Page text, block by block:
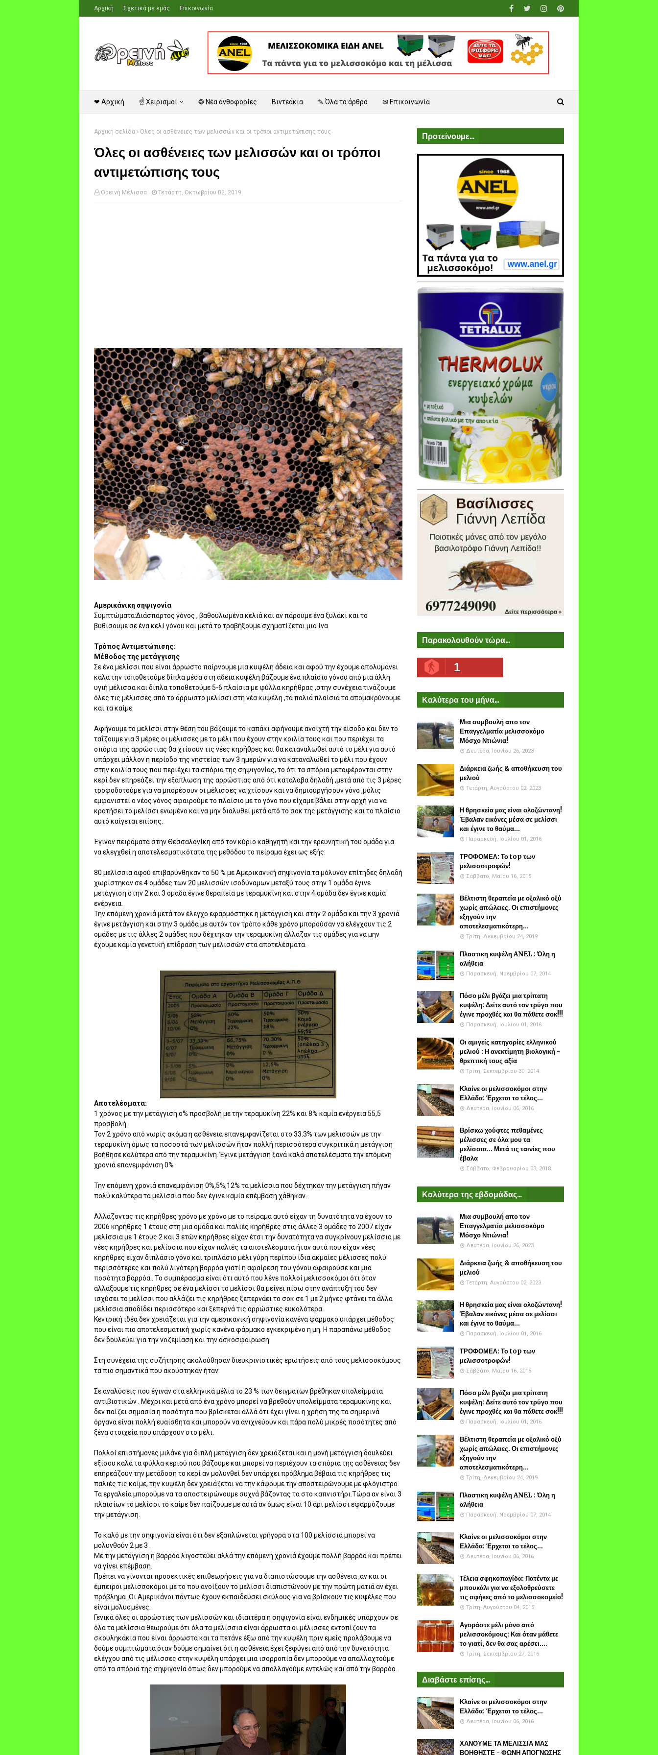
Αρχική Σχετικά με εμάς Επικοινωνία
❤ Αρχική ☝ Χειρισμοί ❂ Νέα ανθοφορίες Βιντεάκια ✎ Όλα τα άρθρα ✉ Επικοινωνία
Αρχική σελίδα Όλες οι ασθένειες των μελισσών και οι τρόποι αντιμετώπισης τους
Όλες οι ασθένειες των μελισσών και οι τρόποι
αντιμετώπισης τους
Ορεινή Μέλισσα Τετάρτη, Οκτωβρίου 02, 2019
Αμερικάνικη σηψιγονία
Συμπτώματα:Διάσπαρτος γόνος , βαθουλωμένα κελιά και αν πάρουμε ένα ξυλάκι και το
βυθίσουμε σε ένα κελί γόνου και μετά το τραβήξουμε σχηματίζεται μια ίνα.
Τρόπος Αντιμετώπισης:
Μέθοδος της μετάγγισης
Σε ένα μελίσσι που είναι άρρωστο παίρνουμε μια κυψέλη άδεια και αφού την έχουμε απολυμάνει
καλά την τοποθετούμε δίπλα μέσα στη άδεια κυψέλη βάζουμε ένα πλαίσιο γόνου από μια άλλη
υγιή μέλισσα και δίπλα τοποθετούμε 5-6 πλαίσια με φύλλα κηρήθρας ,στην συνέχεια τινάζουμε
όλες τις μέλισσες από το άρρωστο μελίσσι στη νέα κυψέλη ,τα παλιά πλαίσια τα απομακρύνουμε
και τα καίμε.
Αφήνουμε το μελίσσι στην θέση του βάζουμε το καπάκι αφήνουμε ανοιχτή την είσοδο και δεν το
ταΐζουμε για 3 μέρες οι μέλισσες με το μέλι που έχουν στην κοιλία τους και που περιέχει τα
σπόρια της αρρώστιας θα χτίσουν τις νέες κηρήθρες και θα καταναλωθεί αυτό το μέλι για αυτό
υπάρχει μάλλον η περίοδο της νηστείας των 3 ημερών για να καταναλωθεί το μέλι που έχουν
στην κοιλία τους που περιέχει τα σπόρια της σηψιγονίας, το ότι τα σπόρια μεταφέρονται στην
κερί δεν επηρεάζει την εξάπλωση της αρρώστιας από ότι κατάλαβα δηλαδή ,μετά από τις 3 μέρες
τροφοδοτούμε για να μπορέσουν οι μέλισσες να χτίσουν και να δημιουργήσουν γόνο ,μόλις
εμφανιστεί ο νέος γόνος αφαιρούμε το πλαίσιο με το γόνο που είχαμε βάλει στην αρχή για να
κρατήσει το μελίσσι ενωμένο και να μην διαλυθεί μετά από το σοκ της μετάγγισης και το πλαίσιο
αυτό καίγεται επίσης.
Έγιναν πειράματα στην Θεσσαλονίκη από τον κύριο καθηγητή και την ερευνητική του ομάδα για
να ελεγχθεί η αποτελεσματικότατα της μεθόδου το πείραμα έχει ως εξής:
80 μελίσσια αφού επιβαρύνθηκαν το 50 % με Αμερικανική σηψιγονία τα μόλυναν επίτηδες δηλαδή
χωρίστηκαν σε 4 ομάδες των 20 μελισσών ισοδύναμων μεταξύ τους στην 1 ομάδα έγινε
μετάγγιση στην 2 και 3 ομάδα έγινε θεραπεία με τεραμυκίνη και στην 4 ομάδα δεν έγινε καμία
ενέργεια.
Την επόμενη χρονιά μετά τον έλεγχο εφαρμόστηκε η μετάγγιση και στην 2 ομάδα και την 3 χρονιά
έγινε μετάγγιση και στην 3 ομάδα με αυτόν τον τρόπο κάθε χρόνο μπορούσαν να ελέγχουν τις 2
ομάδες με τις άλλες 2 ομάδες που δέχτηκαν την τεραμυκίνη άλλαζαν τις ομάδες για να μην
έχουμε καμία γενετική επίδραση των μελισσών στα αποτελέσματα.
Αποτελέσματα:
1 χρόνος με την μετάγγιση ο% προσβολή με την τεραμυκίνη 22% και 8% καμία ενέργεια 55,5
προσβολή.
Τον 2 χρόνο από νωρίς ακόμα η ασθένεια επανεμφανίζεται στο 33.3% των μελισσών με την
τεραμυκίνη όμως τα ποσοστά των μελισσών ήταν πολλή περισσότερα συγκριτικά η μετάγγιση
βοήθησε καλύτερα από την τεραμυκίνη. Έγινε μετάγγιση ξανά καλά αποτελέσματα την επόμενη
χρονιά επανεμφάνιση 0% .
Την επόμενη χρονιά επανεμφάνιση 0%,5%,12% τα μελίσσια που δέχτηκαν την μετάγγιση πήγαν
πολύ καλύτερα τα μελίσσια που δεν έγινε καμία επέμβαση χάθηκαν.
Αλλάζοντας τις κηρήθρες χρόνο με χρόνο με το πείραμα αυτό είχαν τη δυνατότητα να έχουν το
2006 κηρήθρες 1 έτους στη μια ομάδα και παλιές κηρήθρες στις άλλες 3 ομάδες το 2007 είχαν
μελίσσια με 1 έτους 2 και 3 ετών κηρήθρες είχαν έτσι την δυνατότητα να συγκρίνουν μελίσσια με
νέες κηρήθρες και μελίσσια που είχαν παλιές τα αποτελέσματα ήταν αυτά που είχαν νέες
κηρήθρες είχαν διπλάσιο γόνο και τριπλάσιο μέλι γύρη περίπου ίδια ακμαίες μέλισσες πολύ
περισσότερες και πολύ λιγότερη βαρρόα γιατί η αφαίρεση του γόνου αφαιρούσε και μια
ποσότητα βαρρόα . Το συμπέρασμα είναι ότι αυτό που λένε πολλοί μελισσοκόμοι ότι όταν
αλλάξουμε τις κηρήθρες σε ένα μελίσσι το μελίσσι θα μείνει πίσω στην ανάπτυξη του δεν
ισχύσει το μελίσσι που αλλάζει τις κηρήθρες ξεπερνάει το σοκ σε 1 με 2 μήνες φτάνει τα άλλα
μελίσσια αποδίδει περισσότερο και ξεπερνά τις αρρώστιες ευκολότερα.
Κεντρική ιδέα δεν χρειάζεται για την αμερικανική σηψιγονία κανένα φάρμακο υπάρχει μέθοδος
που είναι πιο αποτελεσματική χωρίς κανένα φάρμακο εγκεκριμένο η μη. Η παραπάνω μέθοδος
δεν δουλεύει για την νοζεμίαση και την ασκοσφαίρωση.
Στη συνέχεια της συζήτησης ακολούθησαν διευκρινιστικές ερωτήσεις από τους μελισσοκόμους
τα πιο σημαντικά που ακούστηκαν ήταν:
Σε αναλύσεις που έγιναν στα ελληνικά μέλια το 23 % των δειγμάτων βρέθηκαν υπολείμματα
αντιβιοτικών . Μέχρι και μετά από ένα χρόνο μπορεί να βρεθούν υπολείμματα τεραμυκίνης και
δεν παίζει σημασία η ποσότητα που βρίσκεται αλλά ότι έχει γίνει η χρήση της τα σημερινά
όργανα είναι πολλή ευαίσθητα και μπορούν να ανιχνεύουν και πάρα πολύ μικρές ποσότητες από
ξένα στοιχεία που υπάρχουν στο μέλι.
Πολλοί επιστήμονες μιλάνε για διπλή μετάγγιση δεν χρειάζεται και η μονή μετάγγιση δουλεύει
εξίσου καλά τα φύλλα κεριού που βάζουμε και μπορεί να περιέχουν τα σπόρια της ασθένειας δεν
επηρεάζουν την μετάδοση το κερί αν μολυνθεί δεν υπάρχει πρόβλημα βέβαια τις κηρήθρες τις
παλιές τις καίμε, την κυψέλη δεν χρειάζεται να την κάψουμε την αποστειρώνουμε με φλόγιστρο.
Τα εργαλεία μπορούμε να τα αποστειρώνουμε συχνά βάζοντας τα στο καπνιστήρι.Τώρα αν είναι 3
πλαισίων το μελίσσι το καίμε δεν παίζουμε με αυτά αν όμως είναι 10 άρι μελίσσι εφαρμόζουμε
την μετάγγιση.
Το καλό με την σηψιγονία είναι ότι δεν εξαπλώνεται γρήγορα στα 100 μελίσσια μπορεί να
μολυνθούν 2 με 3 .
Με την μετάγγιση η βαρρόα λιγοστεύει αλλά την επόμενη χρονιά έχουμε πολλή βαρρόα και πρέπει
να γίνει επέμβαση.
Πρέπει να γίνονται προσεκτικές επιθεωρήσεις για να διαπιστώσουμε την ασθένεια ,αν και οι
έμπειροι μελισσοκόμοι με το που ανοίξουν το μελίσσι διαπιστώνουν με την πρώτη ματιά αν έχει
πρόβλημα. Οι Αμερικάνοι πάντως έχουν εκπαιδεύσει σκύλους για να βρίσκουν τις κυψέλες που
είναι μολυσμένες.
Γενικά όλες οι αρρώστιες των μελισσών και ιδιαιτέρα η σηψιγονία είναι ενδημικές υπάρχουν σε
όλα τα μελίσσια θεωρούμε ότι όλα τα μελίσσια είναι άρρωστα οι μέλισσες εντοπίζουν τα
σκουληκάκια που είναι άρρωστα και τα πετάνε έξω από την κυψέλη πριν εμείς προλάβουμε να
δούμε συμπτώματα όταν δούμε σημαίνει ότι η ασθένεια έχει ξεφύγει από από την δυνατότητα
ελέγχου από τις μέλισσες στην κυψέλη υπάρχει μια ισορροπία δεν μπορούμε να απαλλαχτούμε
από τα σπόρια της σηψιγονία όπως δεν μπορούμε να απαλλαγούμε εντελώς και από την βαρρόα.
Προτείνουμε...
Παρακολουθούν τώρα...
1
Καλύτερα του μήνα...
Μια συμβουλή απο τον
Επαγγελματία μελισσοκόμο
Μόσχο Ντιώνια!
Δευτέρα, Ιουνίου 26, 2023
Διάρκεια ζωής & αποθήκευση του
μελιού
Τετάρτη, Αυγούστου 02, 2023
Η θρησκεία μας είναι ολοζώντανη!
Έβαλαν εικόνες μέσα σε μελίσσι
και έγινε το θαύμα...
Παρασκευή, Ιουλίου 01, 2016
ΤΡΟΦΟΜΕΛ: Το top των
μελισσοτροφών!
Σάββατο, Μαΐου 16, 2015
Βέλτιστη θεραπεία με οξαλικό οξύ
χωρίς απώλειες. Οι επιστήμονες
εξηγούν την
αποτελεσματικότερη...
Τρίτη, Δεκεμβρίου 24, 2019
Πλαστικη κυψέλη ANEL : Όλη η
αλήθεια
Παρασκευή, Νοεμβρίου 07, 2014
Πόσο μέλι βγάζει μια τρίπατη
κυψέλη: Δείτε αυτό τον τρύγο που
έγινε προχθές και θα πάθετε σοκ!!!
Παρασκευή, Ιουλίου 01, 2016
Οι αμιγείς κατηγορίες ελληνικού
μελιού : Η ανεκτίμητη βιολογική -
θρεπτική τους αξία
Τρίτη, Σεπτεμβρίου 30, 2014
Κλαίνε οι μελισσοκόμοι στην
Ελλάδα: Έρχεται το τέλος...
Δευτέρα, Ιουνίου 06, 2016
Βρίσκω χούφτες πεθαμένες
μέλισσες σε όλα μου τα
μελίσσια... Μετά τις ταινίες που
έβαλα
Σάββατο, Φεβρουαρίου 03, 2018
Καλύτερα της εβδομάδας...
Μια συμβουλή απο τον
Επαγγελματία μελισσοκόμο
Μόσχο Ντιώνια!
Δευτέρα, Ιουνίου 26, 2023
Διάρκεια ζωής & αποθήκευση του
μελιού
Τετάρτη, Αυγούστου 02, 2023
Η θρησκεία μας είναι ολοζώντανη!
Έβαλαν εικόνες μέσα σε μελίσσι
και έγινε το θαύμα...
Παρασκευή, Ιουλίου 01, 2016
ΤΡΟΦΟΜΕΛ: Το top των
μελισσοτροφών!
Σάββατο, Μαΐου 16, 2015
Πόσο μέλι βγάζει μια τρίπατη
κυψέλη: Δείτε αυτό τον τρύγο που
έγινε προχθές και θα πάθετε σοκ!!!
Παρασκευή, Ιουλίου 01, 2016
Βέλτιστη θεραπεία με οξαλικό οξύ
χωρίς απώλειες. Οι επιστήμονες
εξηγούν την
αποτελεσματικότερη...
Τρίτη, Δεκεμβρίου 24, 2019
Πλαστικη κυψέλη ANEL : Όλη η
αλήθεια
Παρασκευή, Νοεμβρίου 07, 2014
Κλαίνε οι μελισσοκόμοι στην
Ελλάδα: Έρχεται το τέλος...
Δευτέρα, Ιουνίου 06, 2016
Τέλεια σφηκοπαγίδα: Πατέντα με
μπουκάλι για να εξολοθρεύσετε
τις σφήκες από το μελισσοκομείο!
Τρίτη, Αυγούστου 04, 2015
Αγοράστε μέλι μόνο από
μελισσοκόμους: Και όταν μάθετε
το γιατί, δεν θα σας αρέσει....
Τρίτη, Σεπτεμβρίου 27, 2016
Διαβάστε επίσης...
Κλαίνε οι μελισσοκόμοι στην
Ελλάδα: Έρχεται το τέλος...
Δευτέρα, Ιουνίου 06, 2016
ΧΑΝΟΥΜΕ ΤΑ ΜΕΛΙΣΣΙΑ ΜΑΣ
ΒΟΗΘΗΣΤΕ - ΦΩΝΗ ΑΠΟΓΝΩΣΗΣ